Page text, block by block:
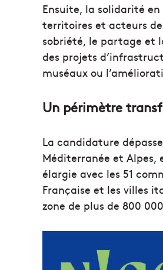
Ensuite, la solidarité
territoires et acteurs
sobriété, le partage et
des projets
muséaux ou
Un périmètre
La candidature
Méditerranée et
élargie avec les 51
Française et les villes
zone de plus de 800